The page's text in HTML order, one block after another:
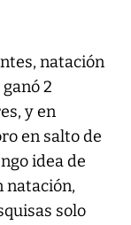
natación
2
y en
en salto de
idea de
natación,
solo